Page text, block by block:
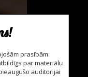
prasībām:
par materiālu
auditorijai